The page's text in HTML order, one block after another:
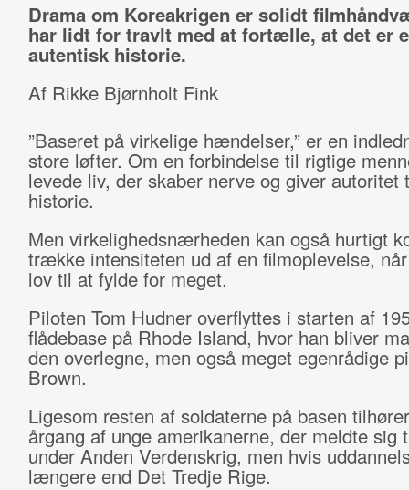
Drama om Koreakrigen er solidt
har lidt for travlt med at fortælle, at det er
autentisk historie.
Af Rikke Bjørnholt Fink
”Baseret på virkelige hændelser,” er en
store løfter. Om en forbindelse til rigtige
levede liv, der skaber nerve og giver autoritet
historie.
Men virkelighedsnærheden kan også hurtigt
trække intensiteten ud af en filmoplevelse,
lov til at fylde for meget.
Piloten Tom Hudner overflyttes i starten af
flådebase på Rhode Island, hvor han bliver
den overlegne, men også meget egenrådige
Brown.
Ligesom resten af soldaterne på basen
årgang af unge amerikanerne, der meldte
under Anden Verdenskrig, men hvis
længere end Det Tredje Rige.